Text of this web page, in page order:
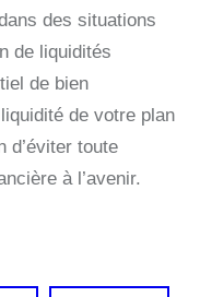
des situations
de liquidités
de bien
de votre plan
d’éviter toute
à l’avenir.